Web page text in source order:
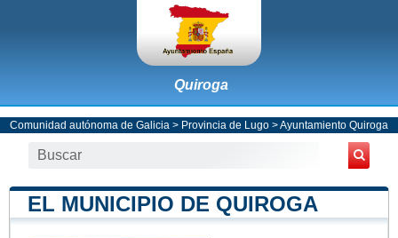
Quiroga
Comunidad autónoma de Galicia > Provincia de Lugo >Ayuntamiento Quiroga
EL MUNICIPIO DE QUIROGA